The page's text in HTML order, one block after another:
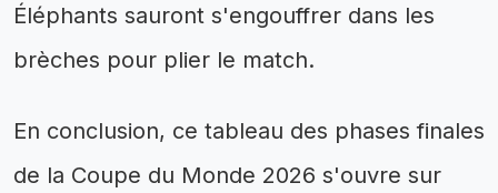
Éléphants sauront s'engouffrer dans les
brèches pour plier le match.
En conclusion, ce tableau des phases finales
de la Coupe du Monde 2026 s'ouvre sur